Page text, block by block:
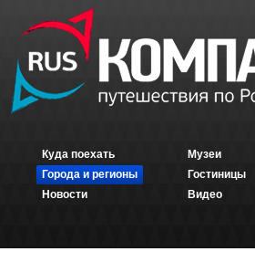
Куда поехать
Города и регионы
Новости
Музеи
Гостиницы
Видео